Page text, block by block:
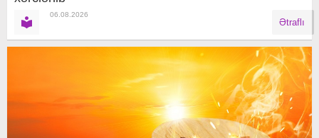
06.08.2026
Ətraflı